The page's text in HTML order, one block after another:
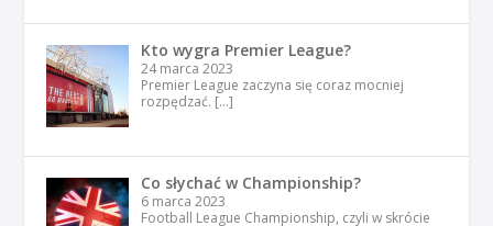
Kto wygra Premier League?
24 marca 2023
Premier League zaczyna się coraz mocniej
rozpędzać. […]
Co słychać w Championship?
6 marca 2023
Football League Championship, czyli w skrócie